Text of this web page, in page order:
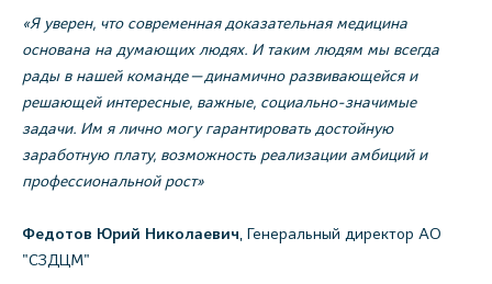
«Я уверен, что современная доказательная медицина
основана на думающих людях. И таким людям мы всегда
рады в нашей команде — динамично развивающейся и
решающей интересные, важные, социально-значимые
задачи. Им я лично могу гарантировать достойную
заработную плату, возможность реализации амбиций и
профессиональной рост»
Федотов Юрий Николаевич, Генеральный директор АО
"СЗДЦМ"